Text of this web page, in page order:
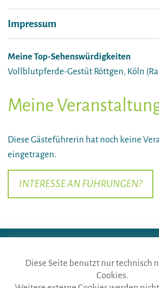
Impressum
Meine Top-Sehenswürdigkeiten
Vollblutpferde-Gestüt Röttgen, Köln
Meine
Diese Gästeführerin hat noch keine
eingetragen.
INTERESSE AN FÜHRUNGEN?
die gästeführer · vertr. durch BVGD · Gustav-
Diese Seite benutzt nur technisch
Cookies.